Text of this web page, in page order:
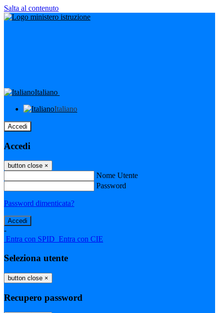
Salta al contenuto
Italiano
Italiano
Accedi
Accedi
button close ×
Nome Utente
Password
Password dimenticata?
-
Entra con SPID Entra con CIE
Seleziona utente
button close ×
Recupero password